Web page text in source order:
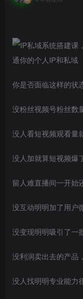
你是否面临这样的状
没粉丝视频号粉丝数
没人看短视频观看量
没人加就算短视频爆
留人难直播间一开始
没互动明明加了用户
没变现明明吸引了一
没利润卖出去的产品
没人找明明专业能力